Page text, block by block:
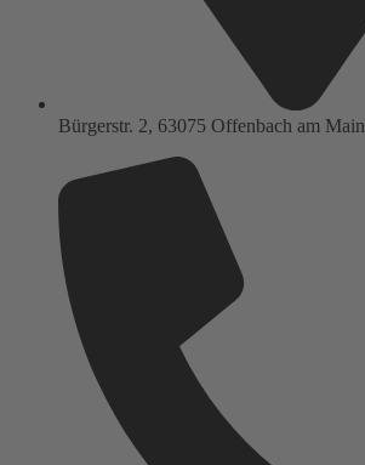
Bürgerstr. 2, 63075 Offenbach am Main